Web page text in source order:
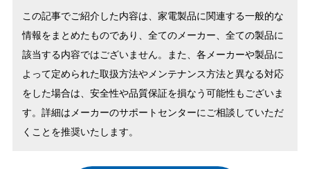
この記事でご紹介した内容は、家電製品に関連する一般的な
情報をまとめたものであり、全てのメーカー、全ての製品に
該当する内容ではございません。また、各メーカーや製品に
よって定められた取扱方法やメンテナンス方法と異なる対応
をした場合は、安全性や品質保証を損なう可能性もございま
す。詳細はメーカーのサポートセンターにご相談していただ
くことを推奨いたします。